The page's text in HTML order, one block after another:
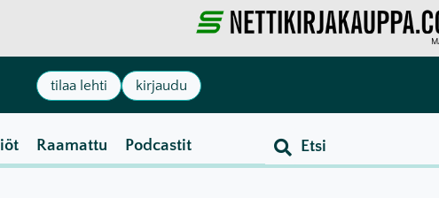
tilaa lehti kirjaudu
Raamattu Podcastit